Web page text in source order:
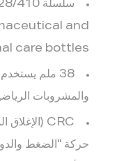
سلسلة 28/410:
and
care bottles.
38 ملم
يستخدم
والمشروبات
CRC (الإغلاق المقاوم للأطفال):
حركة "الضغط